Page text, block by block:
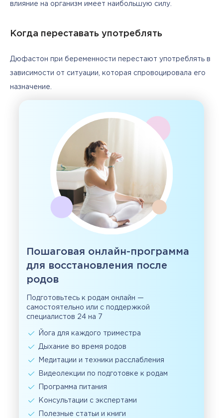
влияние на организм имеет наибольшую силу.
Когда переставать употреблять
Дюфастон при беременности перестают употреблять в
зависимости от ситуации, которая спровоцировала его
назначение.
Пошаговая онлайн-программа
для восстановления после
родов
Подготовьтесь к родам онлайн —
самостоятельно или с поддержкой
специалистов 24 на 7
Йога для каждого триместра
Дыхание во время родов
Медитации и техники расслабления
Видеолекции по подготовке к родам
Программа питания
Консультации с экспертами
Полезные статьи и книги